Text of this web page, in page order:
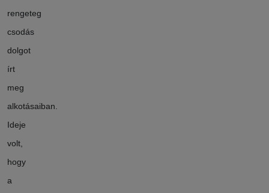
rengeteg
csodás
dolgot
írt
meg
alkotásaiban.
Ideje
volt,
hogy
a